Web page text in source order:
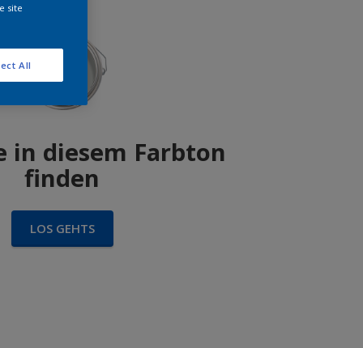
in diesem Farbton
finden
LOS GEHTS
site
All